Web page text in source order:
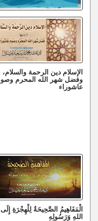
الإسلام دين الرحمة والسلام،
وفضل شهر الله المحرم
عاشوراء
الْمَفَاهِيمُ الصَّحِيحَةُ لِلْهِجْرَةِ إِلَى
اللهِ وَرَسُولِهِ